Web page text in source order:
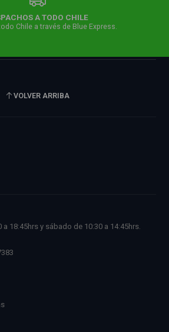
A TODO CHILE
Chile a través de Blue Express.
VOLVER ARRIBA
a 18:45hrs y sábado de 10:30 a 14:45hrs.